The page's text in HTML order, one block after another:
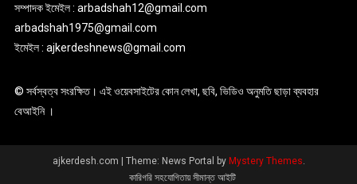
সম্পাদক ইমেইল : arbadshah12@gmail.com
arbadshah1975@gmail.com
ইমেইল : ajkerdeshnews@gmail.com
© সর্বস্বত্ব সংরক্ষিত। এই ওয়েবসাইটের কোন লেখা, ছবি, ভিডিও অনুমতি ছাড়া ব্যবহার
বেআইনি ।
ajkerdesh.com | Theme: News Portal by Mystery Themes
কারিগরি সহযোগিতায় সীমান্ত আইটি